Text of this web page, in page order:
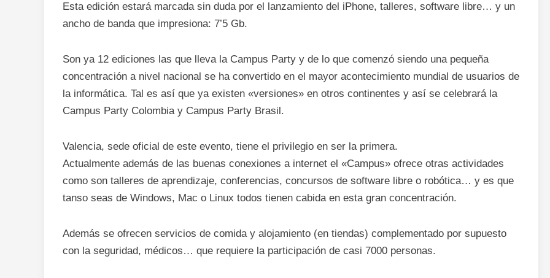
Esta edición estará marcada sin duda por el lanzamiento del iPhone, talleres, software libre… y un
ancho de banda que impresiona: 7’5 Gb.
Son ya 12 ediciones las que lleva la Campus Party y de lo que comenzó siendo una pequeña
concentración a nivel nacional se ha convertido en el mayor acontecimiento mundial de usuarios de
la informática. Tal es así que ya existen «versiones» en otros continentes y así se celebrará la
Campus Party Colombia y Campus Party Brasil.
Valencia, sede oficial de este evento, tiene el privilegio en ser la primera.
Actualmente además de las buenas conexiones a internet el «Campus» ofrece otras actividades
como son talleres de aprendizaje, conferencias, concursos de software libre o robótica… y es que
tanso seas de Windows, Mac o Linux todos tienen cabida en esta gran concentración.
Además se ofrecen servicios de comida y alojamiento (en tiendas) complementado por supuesto
con la seguridad, médicos… que requiere la participación de casi 7000 personas.